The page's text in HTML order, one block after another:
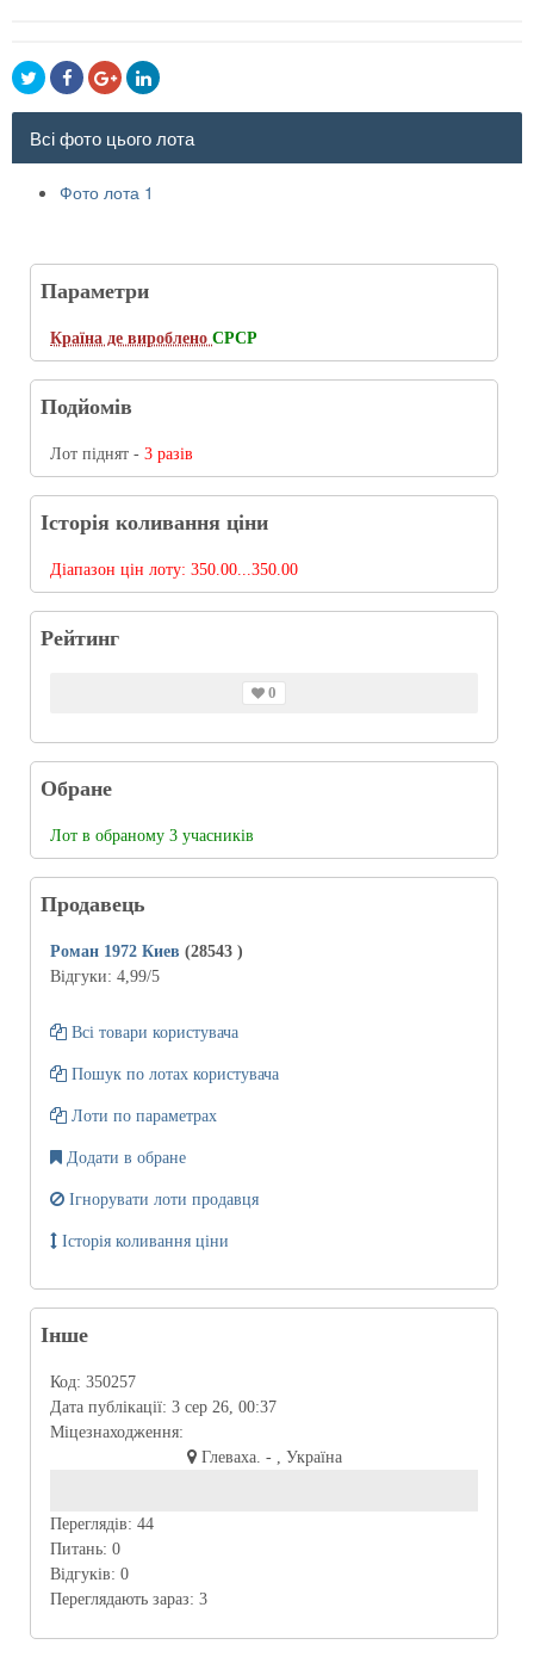
Всі фото цього лота
Фото лота 1
Параметри
Країна де вироблено СРСР
Подйомів
Лот піднят - 3 разів
Історія коливання ціни
Діапазон цін лоту: 350.00...350.00
Рейтинг
0
Обране
Лот в обраному 3 учасників
Продавець
Роман 1972 Киев (28543 )
Відгуки: 4,99/5
Всі товари користувача
Пошук по лотах користувача
Лоти по параметрах
Додати в обране
Ігнорувати лоти продавця
Історія коливання ціни
Інше
Код: 350257
Дата публікації: 3 сер 26, 00:37
Міцезнаходження:
Глеваха. - , Україна
Переглядів: 44
Питань: 0
Відгуків: 0
Переглядають зараз: 3